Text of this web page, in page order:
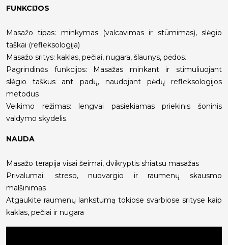
FUNKCIJOS
Masažo tipas: minkymas (valcavimas ir stūmimas), slėgio
taškai (refleksologija)
Masažo sritys: kaklas, pečiai, nugara, šlaunys, pėdos.
Pagrindinės funkcijos: Masažas minkant ir stimuliuojant
slėgio taškus ant padų, naudojant pėdų refleksologijos
metodus
Veikimo režimas: lengvai pasiekiamas priekinis šoninis
valdymo skydelis.
NAUDA
Masažo terapija visai šeimai, dvikryptis shiatsu masažas
Privalumai: streso, nuovargio ir raumenų skausmo
malšinimas
Atgaukite raumenų lankstumą tokiose svarbiose srityse kaip
kaklas, pečiai ir nugara